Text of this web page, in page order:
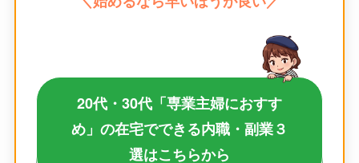
20代・30代「専業主婦におすす
め」の在宅でできる内職・副業３
選はこちらから